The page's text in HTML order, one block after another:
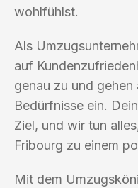
wohlfühlst.
Als
auf
genau zu und
Bedürfnisse ein.
Ziel, und wir tun
Fribourg zu einem
Mit dem